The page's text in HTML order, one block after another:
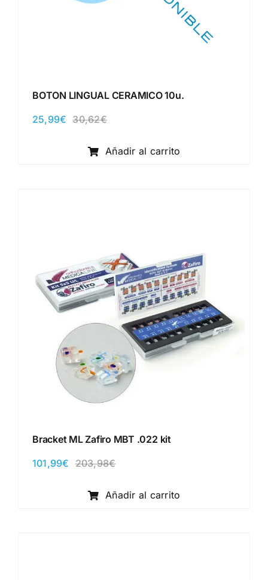
BOTON LINGUAL CERAMICO 10u.
30,62€El
original
era:
25,99€
El
actual
es:
Añadir al carrito
Bracket ML Zafiro MBT .022 kit
203,98€El
original
era:
101,99€
El
actual
es:
Añadir al carrito